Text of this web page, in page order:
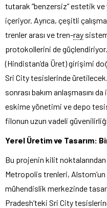
tutarak “benzersiz” estetik
içeriyor. Ayrıca, çeşitli
trenler arası ve tren-ray
protokollerini de güçlendiriyor.
(Hindistan’da Üret) girişimi
Sri City tesislerinde üretilecek.
sonrası bakım anlaşmasını
eskime yönetimi ve depo
filonun uzun vadeli
Yerel Üretim ve Tasarım:
Bu projenin kilit
Metropolis trenleri,
mühendislik merkezinde
Pradesh’teki Sri City